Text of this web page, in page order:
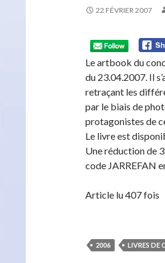
22 FÉVRIER 2007
Le artbook du
du 23.04.2007. Il
retraçant les
par le biais de
protagonistes de
Le livre est
Une réduction de
code JARREFAN
Article lu 407 fois
2006 LIVRES DE